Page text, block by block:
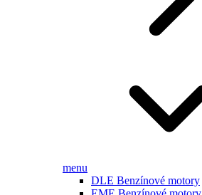
menu
DLE Benzínové motory